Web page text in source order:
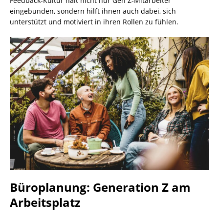
eingebunden, sondern hilft ihnen auch dabei, sich
unterstützt und motiviert in ihren Rollen zu fühlen.
Büroplanung: Generation Z am
Arbeitsplatz